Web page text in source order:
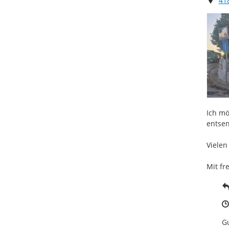
Ich
Mit